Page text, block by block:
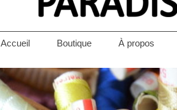
Accueil Boutique À propos